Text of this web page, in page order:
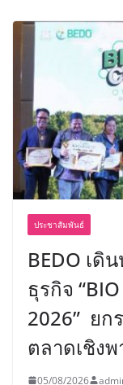
ประชาสัมพันธ์
BEDO เดิ
ธุรกิจ
2026” ย
ตลาดเชิง
05/08/2026